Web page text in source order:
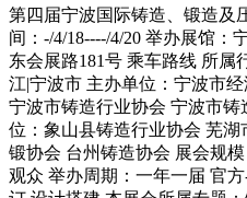
第四届宁波国际铸造、锻造及
间：-/4/18----/4/20 举办展馆：
东会展路181号 乘车路线 所属
江|宁波市 主办单位：宁波市
宁波市铸造行业协会 宁波市
位：象山县铸造行业协会 芜
锻协会 台州铸造协会 展会规
观众 举办周期：一年一届 官